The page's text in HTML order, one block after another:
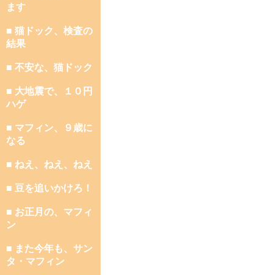
ます
■ 猫ドック、検査の
結果
■ 不安な、猫ドック
■ 大地震で、１０円
ハゲ
■ マフィン、９歳に
なる
■ ねえ、ねえ、ねえ
■ 豆を追いかけろ！
■ お正月の、マフィ
ン
■ また今年も、サン
タ・マフィン